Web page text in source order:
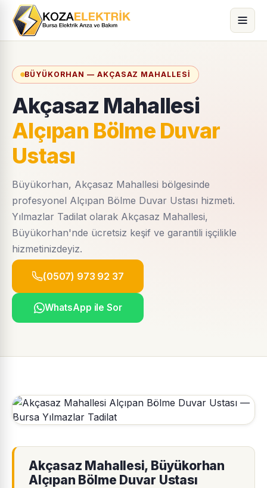
BÜYÜKORHAN — AKÇASAZ MAHALLESI
Akçasaz Mahallesi
Alçıpan Bölme Duvar
Ustası
Büyükorhan, Akçasaz Mahallesi bölgesinde
profesyonel Alçıpan Bölme Duvar Ustası hizmeti.
Yılmazlar Tadilat olarak Akçasaz Mahallesi,
Büyükorhan'nde ücretsiz keşif ve garantili işçilikle
hizmetinizdeyiz.
(0507) 973 92 37
WhatsApp ile Sor
Akçasaz Mahallesi, Büyükorhan
Alçıpan Bölme Duvar Ustası